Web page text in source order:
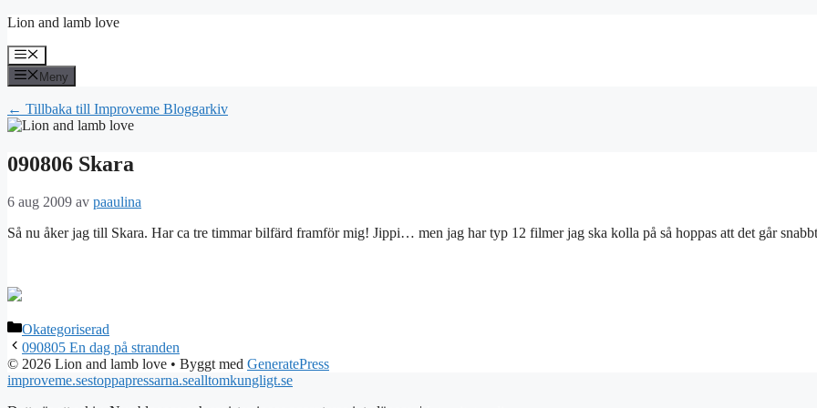
Hoppa
innehåll
Lion and lamb love
Meny
Meny
← Tillbaka till Improveme Bloggarkiv
090806 Skara
6 aug 2009 av paaulina
Så nu åker jag till Skara. Har ca tre timmar bilfärd framför mig! Jippi… men jag har typ 12 filmer jag ska kolla på så hoppas att det går
Kategorier
Okategoriserad
090805 En dag på stranden
© 2026 Lion and lamb love • Byggt med GeneratePress
improveme.sestoppapressarna.sealltomkungligt.se